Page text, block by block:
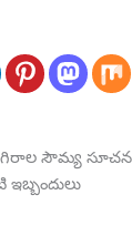
సౌమ్య